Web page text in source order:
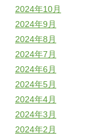
2024年10月
2024年9月
2024年8月
2024年7月
2024年6月
2024年5月
2024年4月
2024年3月
2024年2月